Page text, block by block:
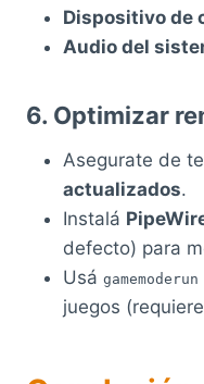
Dispositivo de
Audio del
6. Optimizar
Asegurate de
actualizados.
Instalá
defecto) para
Usá
juegos (requiere